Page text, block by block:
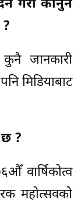
गरी कानुन
जानकारी
मिडियाबाट
?
वार्षिकोत्व
महोत्सवको